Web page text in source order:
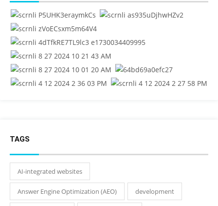
TAGS
AI-integrated websites
Answer Engine Optimization (AEO) development